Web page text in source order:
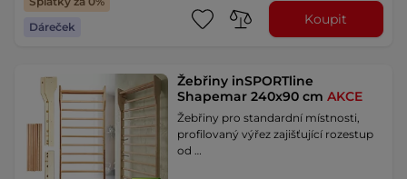
Dáreček
Koupit
Žebřiny inSPORTline
Shapemar 240x90 cmAKCE
Žebřiny pro standardní místnosti,
profilovaný výřez zajišťující rozestup
od …